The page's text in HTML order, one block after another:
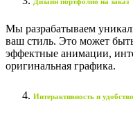
Мы разрабатываем
ваш стиль. Это может
эффектные анимации,
оригинальная графика.
Интерактивность и удобство